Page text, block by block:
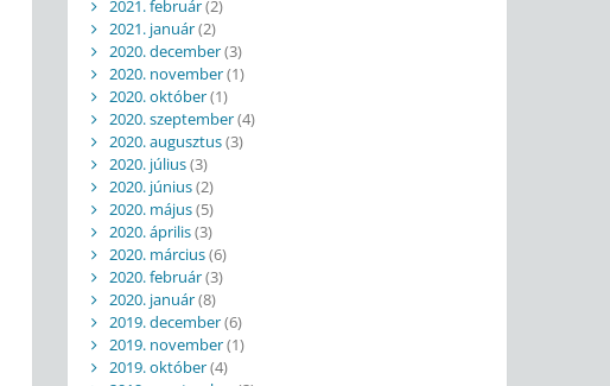
2021. február(2)
2021. január(2)
2020. december(3)
2020. november(1)
2020. október(1)
2020. szeptember(4)
2020. augusztus(3)
2020. július(3)
2020. június(2)
2020. május(5)
2020. április(3)
2020. március(6)
2020. február(3)
2020. január(8)
2019. december(6)
2019. november(1)
2019. október(4)